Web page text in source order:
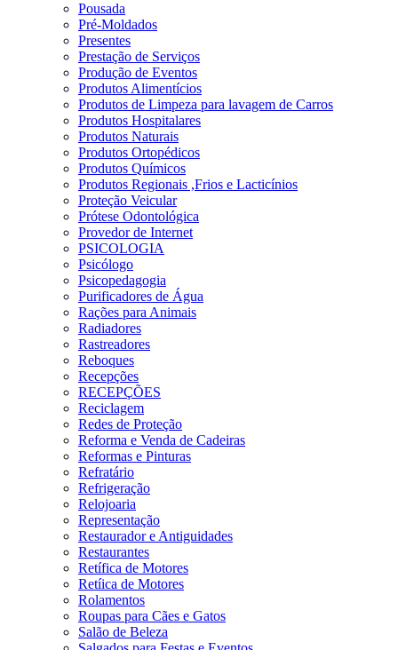
Pousada
Pré-Moldados
Presentes
Prestação de Serviços
Produção de Eventos
Produtos Alimentícios
Produtos de Limpeza para lavagem de Carros
Produtos Hospitalares
Produtos Naturais
Produtos Ortopédicos
Produtos Químicos
Produtos Regionais ,Frios e Lacticínios
Proteção Veicular
Prótese Odontológica
Provedor de Internet
PSICOLOGIA
Psicólogo
Psicopedagogia
Purificadores de Água
Rações para Animais
Radiadores
Rastreadores
Reboques
Recepções
RECEPÇÕES
Reciclagem
Redes de Proteção
Reforma e Venda de Cadeiras
Reformas e Pinturas
Refratário
Refrigeração
Relojoaria
Representação
Restaurador e Antiguidades
Restaurantes
Retífica de Motores
Retíica de Motores
Rolamentos
Roupas para Cães e Gatos
Salão de Beleza